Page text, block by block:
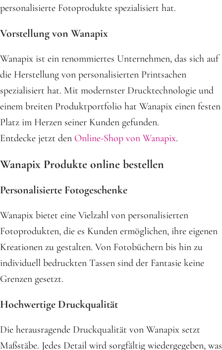
personalisierte Fotoprodukte spezialisiert hat.
Vorstellung von Wanapix
Wanapix ist ein renommiertes Unternehmen, das sich auf
die Herstellung von personalisierten Printsachen
spezialisiert hat. Mit modernster Drucktechnologie und
einem breiten Produktportfolio hat Wanapix einen festen
Platz im Herzen seiner Kunden gefunden.
Entdecke jetzt den Online-Shop von Wanapix.
Wanapix Produkte online bestellen
Personalisierte Fotogeschenke
Wanapix bietet eine Vielzahl von personalisierten
Fotoprodukten, die es Kunden ermöglichen, ihre eigenen
Kreationen zu gestalten. Von Fotobüchern bis hin zu
individuell bedruckten Tassen sind der Fantasie keine
Grenzen gesetzt.
Hochwertige Druckqualität
Die herausragende Druckqualität von Wanapix setzt
Maßstäbe. Jedes Detail wird sorgfältig wiedergegeben, was